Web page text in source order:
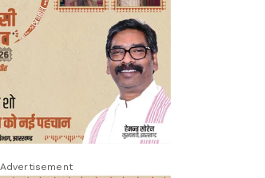
Advertisement